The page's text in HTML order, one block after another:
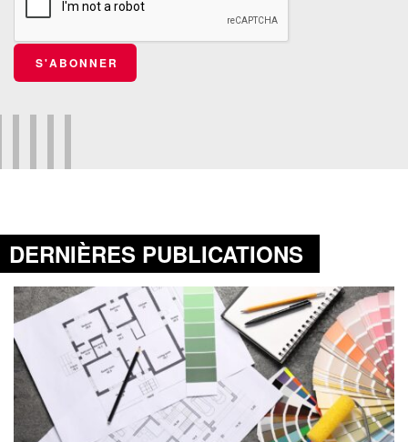
S'ABONNER
DERNIÈRES PUBLICATIONS